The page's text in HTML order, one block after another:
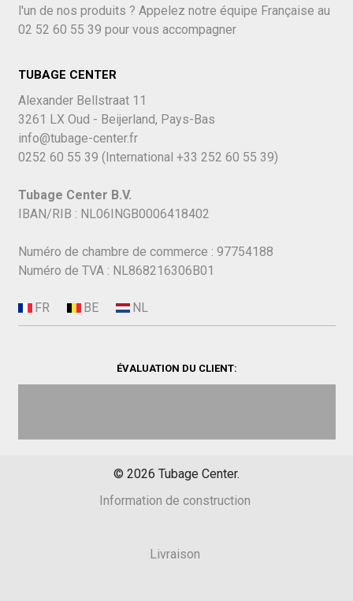
l'un de nos produits ? Appelez notre équipe Française au
02 52 60 55 39 pour vous accompagner
TUBAGE CENTER
Alexander Bellstraat 11
3261 LX Oud - Beijerland, Pays-Bas
info@tubage-center.fr
0252 60 55 39 (International +33 252 60 55 39)
Tubage Center B.V.
IBAN/RIB : NL06INGB0006418402
Numéro de chambre de commerce : 97754188
Numéro de TVA : NL868216306B01
ÉVALUATION DU CLIENT:
© 2026 Tubage Center.
Information de construction
Livraison